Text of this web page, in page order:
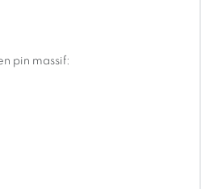
sont étudiées pour
forêt sur le long terme.
pin massif: